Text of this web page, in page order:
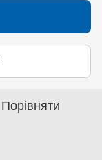
Порівняти